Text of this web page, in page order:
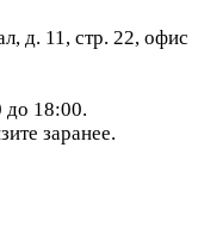
д. 11, стр. 22, офис
до 18:00.
заранее.